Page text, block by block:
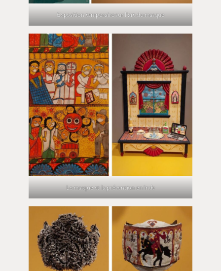
Exposition temporaire sur l’art du masque
Le masque et la prévention en Inde